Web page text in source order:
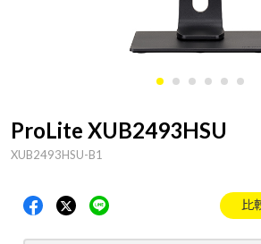
ProLite XUB2493HSU
XUB2493HSU-B1
比